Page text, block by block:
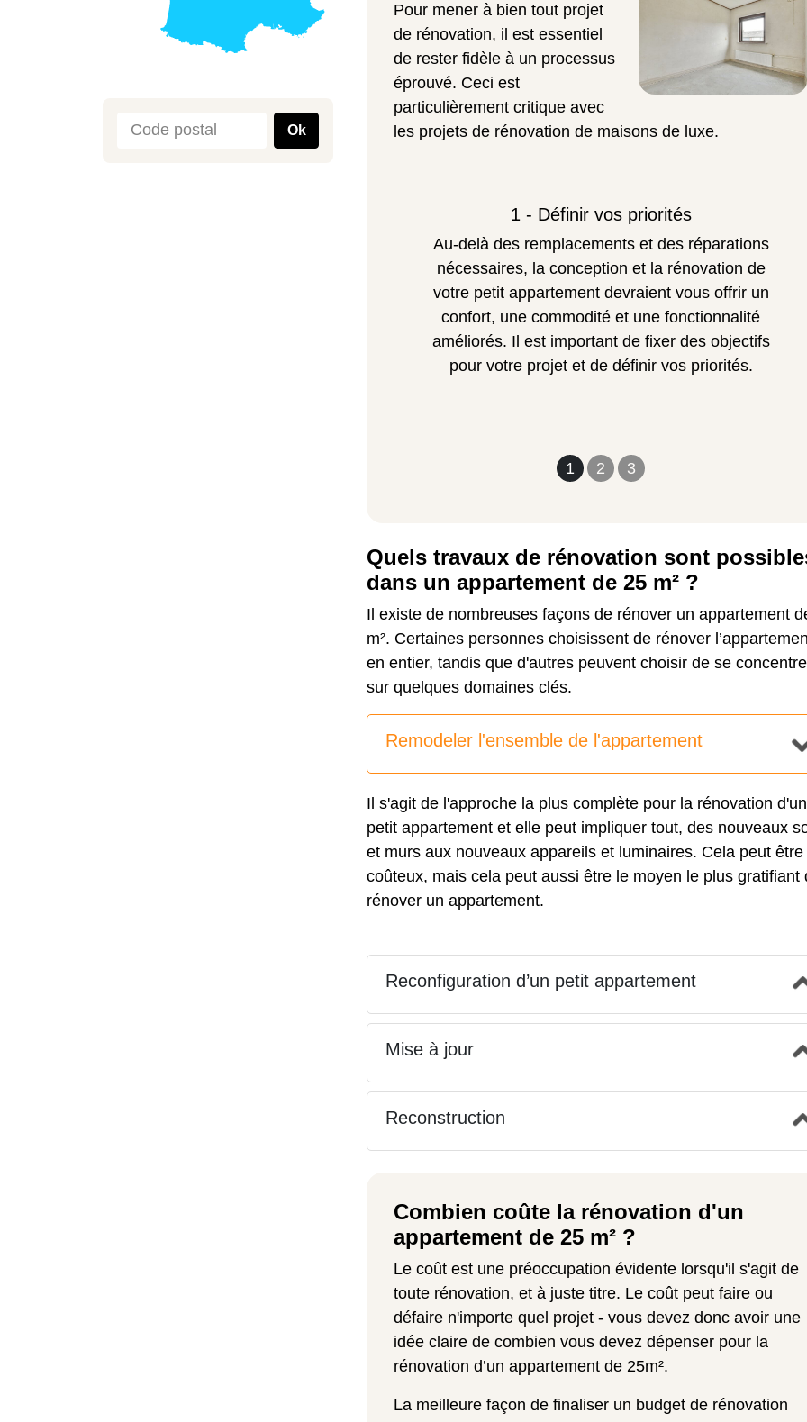
Ok
Pour mener à bien tout projet
de rénovation, il est essentiel
de rester fidèle à un processus
éprouvé. Ceci est
particulièrement critique avec
les projets de rénovation de maisons de luxe.
1 2 3
1 - Définir vos priorités
Au-delà des remplacements et des réparations
nécessaires, la conception et la rénovation de
votre petit appartement devraient vous offrir un
confort, une commodité et une fonctionnalité
améliorés. Il est important de fixer des objectifs
pour votre projet et de définir vos priorités.
Quels travaux de rénovation sont
dans un appartement de 25 m² ?
Il existe de nombreuses façons de rénover un appartement
m². Certaines personnes choisissent de rénover
en entier, tandis que d'autres peuvent choisir de se
sur quelques domaines clés.
Remodeler l'ensemble de l'appartement
Il s'agit de l'approche la plus complète pour la rénovation d'un
petit appartement et elle peut impliquer tout, des nouveaux
et murs aux nouveaux appareils et luminaires. Cela peut être
coûteux, mais cela peut aussi être le moyen le plus gratifiant
rénover un appartement.
Reconfiguration d’un petit appartement
Mise à jour
Reconstruction
Combien coûte la rénovation d'un
appartement de 25 m² ?
Le coût est une préoccupation évidente lorsqu'il s'agit de
toute rénovation, et à juste titre. Le coût peut faire ou
défaire n'importe quel projet - vous devez donc avoir une
idée claire de combien vous devez dépenser pour la
rénovation d’un appartement de 25m².
La meilleure façon de finaliser un budget de rénovation